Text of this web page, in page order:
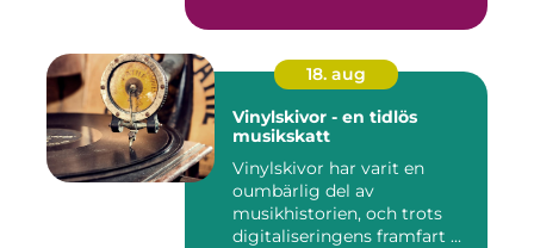
18. aug
Vinylskivor - en tidlös
musikskatt
Vinylskivor har varit en
oumbärlig del av
musikhistorien, och trots
digitaliseringens framfart ...